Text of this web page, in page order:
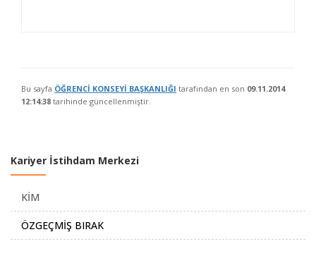
Bu sayfa ÖĞRENCİ KONSEYİ BAŞKANLIĞI tarafından en son 09.11.2014
12:14:38 tarihinde güncellenmiştir.
Kariyer İstihdam Merkezi
KİM
ÖZGEÇMİŞ BIRAK